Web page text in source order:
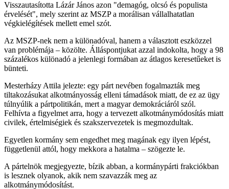
Visszautasította Lázár János azon "demagóg, olcsó és populista
érvelését", mely szerint az MSZP a morálisan vállalhatatlan
végkielégítések mellett emel szót.
Az MSZP-nek nem a különadóval, hanem a választott eszközzel
van problémája – közölte. Álláspontjukat azzal indokolta, hogy a 98
százalékos különadó a jelenlegi formában az átlagos keresetűeket is
bünteti.
Mesterházy Attila jelezte: egy párt nevében fogalmazták meg
tiltakozásukat alkotmányosság elleni támadások miatt, de ez az ügy
túlnyúlik a pártpolitikán, mert a magyar demokráciáról szól.
Felhívta a figyelmet arra, hogy a tervezett alkotmánymódosítás miatt
civilek, értelmiségiek és szakszervezetek is megmozdultak.
Egyetlen kormány sem engedhet meg magának egy ilyen lépést,
függetlenül attól, hogy mekkora a hatalma – szögezte le.
A pártelnök megjegyezte, bízik abban, a kormánypárti frakciókban
is lesznek olyanok, akik nem szavazzák meg az
alkotmánymódosítást.